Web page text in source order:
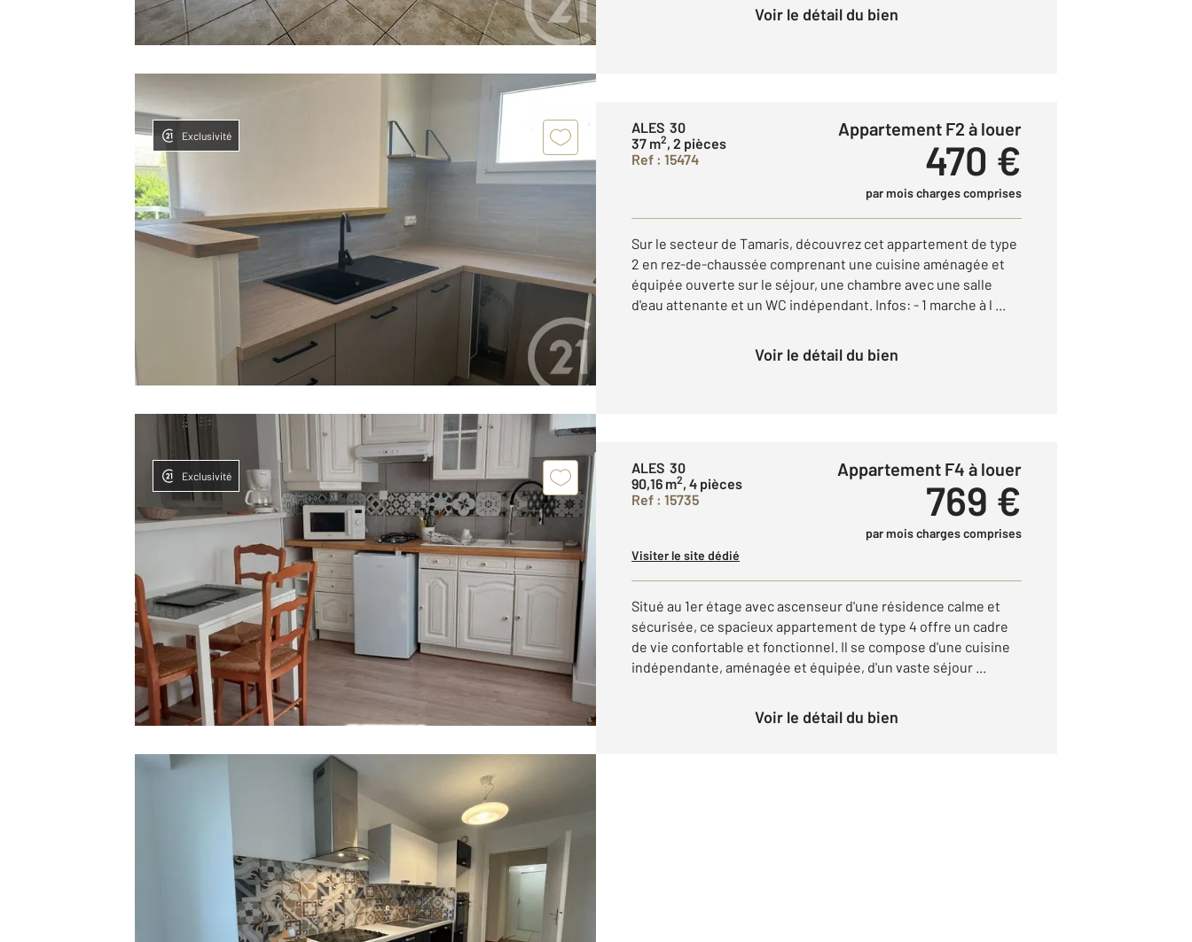
Voir le détail du bien
Exclusivité
ALES 30
37 m2, 2 pièces
Ref : 15474
Appartement F2 à louer
470 €
par mois charges comprises
Sur le secteur de Tamaris, découvrez cet appartement de type
2 en rez-de-chaussée comprenant une cuisine aménagée et
équipée ouverte sur le séjour, une chambre avec une salle
d'eau attenante et un WC indépendant. Infos: - 1 marche à l ...
Voir le détail du bien
Exclusivité
ALES 30
90,16 m2, 4 pièces
Ref : 15735
Appartement F4 à louer
769 €
par mois charges comprises
Visiter le site dédié
Situé au 1er étage avec ascenseur d'une résidence calme et
sécurisée, ce spacieux appartement de type 4 offre un cadre
de vie confortable et fonctionnel. Il se compose d'une cuisine
indépendante, aménagée et équipée, d'un vaste séjour ...
Voir le détail du bien